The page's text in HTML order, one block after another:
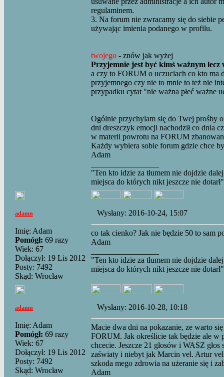
regulaminem.
3. Na forum nie zwracamy się do siebie
używając imienia podanego w profilu.
twojego - znów jak wyżej
Przyjemnie jest być kimś ważnym
a czy to FORUM o uczuciach co kto ma
przyjemnego czy nie to mnie to też nie
przypadku cytat "nie ważna płeć ważne
Ogólnie przychylam się do Twej prośby
dni dreszczyk emocji nachodził co dnia
w materii powrotu na FORUM
Każdy wybiera sobie forum gdzie chce
Adam
"Ten kto idzie za tłumem nie dojdzie
miejsca do których nikt jeszcze nie
adamn
Imię: Adam
Pomógł: 69 razy
Wiek: 67
Dołączył: 19 Lis 2012
Posty: 7492
Skąd: Wrocław
Wysłany: 2016-10-24, 15:07
co tak cienko? Jak nie będzie 50 to sam
Adam
"Ten kto idzie za tłumem nie dojdzie
miejsca do których nikt jeszcze nie
adamn
Imię: Adam
Pomógł: 69 razy
Wiek: 67
Dołączył: 19 Lis 2012
Posty: 7492
Skąd: Wrocław
Wysłany: 2016-10-28, 10:18
Macie dwa dni na pokazanie, ze warto
FORUM. Jak określicie tak będzie ale w
chcecie. Jeszcze 21 głosów i WASZ
zaświaty i niebyt jak Marcin vel. Artur
szkoda mego zdrowia na użeranie się i
Adam